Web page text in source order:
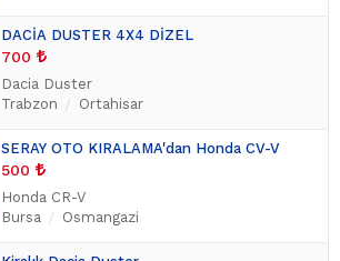
DACİA DUSTER 4X4 DİZEL
700
Dacia Duster
Trabzon
Ortahisar
SERAY OTO KIRALAMA'dan Honda CV-V
500
Honda CR-V
Bursa
Osmangazi